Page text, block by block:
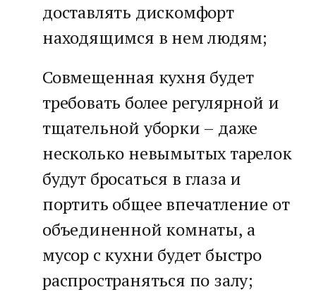
доставлять дискомфорт
находящимся в нем людям;
Совмещенная кухня будет
требовать более регулярной и
тщательной уборки – даже
несколько невымытых тарелок
будут бросаться в глаза и
портить общее впечатление от
объединенной комнаты, а
мусор с кухни будет быстро
распространяться по залу;